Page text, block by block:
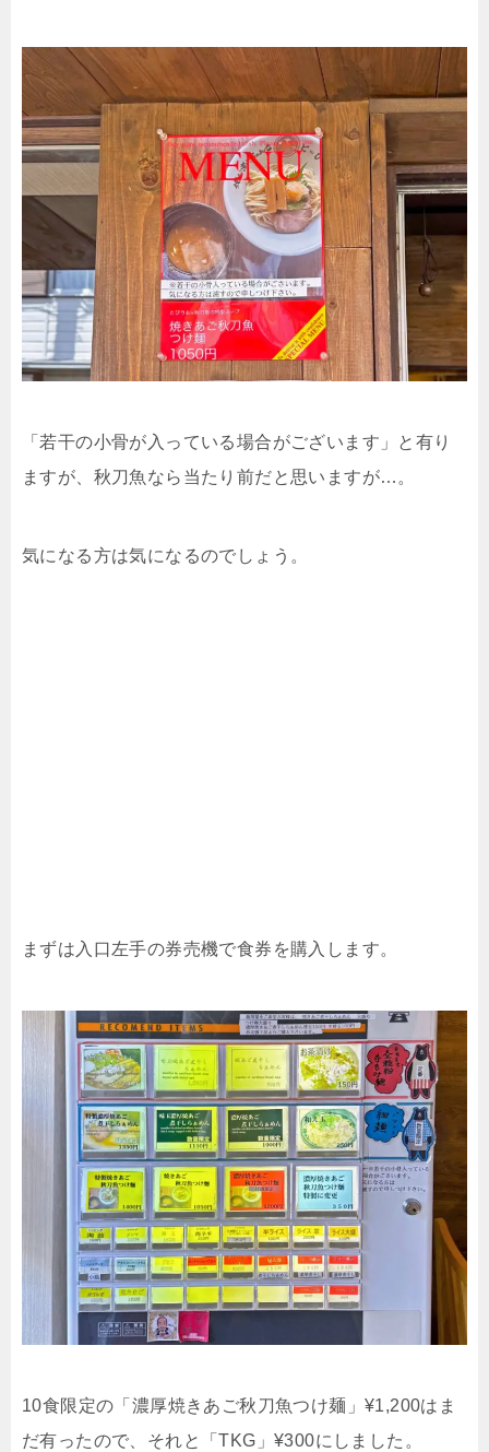
「若干の小骨が入っている場合がございます」と有り
ますが、秋刀魚なら当たり前だと思いますが…。
気になる方は気になるのでしょう。
まずは入口左手の券売機で食券を購入します。
10食限定の「濃厚焼きあご秋刀魚つけ麺」¥1,200はま
だ有ったので、それと「TKG」¥300にしました。